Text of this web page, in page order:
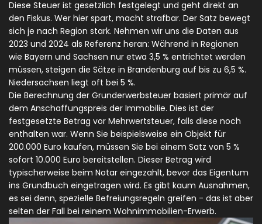
Diese Steuer ist gesetzlich festgelegt und geht direkt an
den Fiskus. Wer hier spart, macht strafbar. Der Satz bewegt
sich je nach Region stark. Nehmen wir uns die Daten aus
2023 und 2024 als Referenz heran: Während in Regionen
wie Bayern und Sachsen nur etwa 3,5 % entrichtet werden
müssen, steigen die Sätze in Brandenburg auf bis zu 6,5 %.
Niedersachsen liegt oft bei 5 %.
Die Berechnung der Grunderwerbsteuer basiert primär auf
dem Anschaffungspreis der Immobilie. Dies ist der
festgesetzte Betrag vor Mehrwertsteuer, falls diese noch
enthalten war. Wenn Sie beispielsweise ein Objekt für
200.000 Euro kaufen, müssen Sie bei einem Satz von 5 %
sofort 10.000 Euro bereitstellen. Dieser Betrag wird
typischerweise beim Notar eingezahlt, bevor das Eigentum
ins Grundbuch eingetragen wird. Es gibt kaum Ausnahmen,
es sei denn, spezielle Befreiungsregeln greifen - das ist aber
selten der Fall bei reinem Wohnimmobilien-Erwerb.